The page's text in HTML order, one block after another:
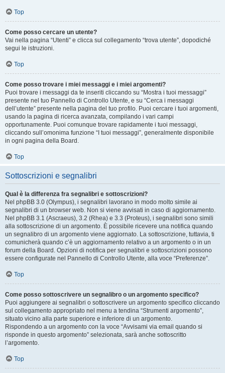
Top
Come posso cercare un utente?
Vai nella pagina “Utenti” e clicca sul collegamento “trova utente”, dopodiché
segui le istruzioni.
Top
Come posso trovare i miei messaggi e i miei argomenti?
Puoi trovare i messaggi da te inseriti cliccando su “Mostra i tuoi messaggi”
presente nel tuo Pannello di Controllo Utente, e su “Cerca i messaggi
dell’utente” presente nella pagina del tuo profilo. Puoi cercare i tuoi argomenti,
usando la pagina di ricerca avanzata, compilando i vari campi
opportunamente. Puoi comunque trovare rapidamente i tuoi messaggi,
cliccando sull’omonima funzione “I tuoi messaggi”, generalmente disponibile
in ogni pagina della Board.
Top
Sottoscrizioni e segnalibri
Qual è la differenza fra segnalibri e sottoscrizioni?
Nel phpBB 3.0 (Olympus), i segnalibri lavorano in modo molto simile ai
segnalibri di un browser web. Non si viene avvisati in caso di aggiornamento.
Nel phpBB 3.1 (Ascraeus), 3.2 (Rhea) e 3.3 (Proteus), i segnalibri sono simili
alla sottoscrizione di un argomento. È possibile ricevere una notifica quando
un segnalibro di un argomento viene aggiornato. La sottoscrizione, tuttavia, ti
comunicherà quando c’è un aggiornamento relativo a un argomento o in un
forum della Board. Opzioni di notifica per segnalibri e sottoscrizioni possono
essere configurate nel Pannello di Controllo Utente, alla voce “Preferenze”.
Top
Come posso sottoscrivere un segnalibro o un argomento specifico?
Puoi aggiungere ai segnalibri o sottoscrivere un argomento specifico cliccando
sul collegamento appropriato nel menu a tendina “Strumenti argomento”,
situato vicino alla parte superiore e inferiore di un argomento.
Rispondendo a un argomento con la voce “Avvisami via email quando si
risponde in questo argomento” selezionata, sarà anche sottoscritto
l’argomento.
Top